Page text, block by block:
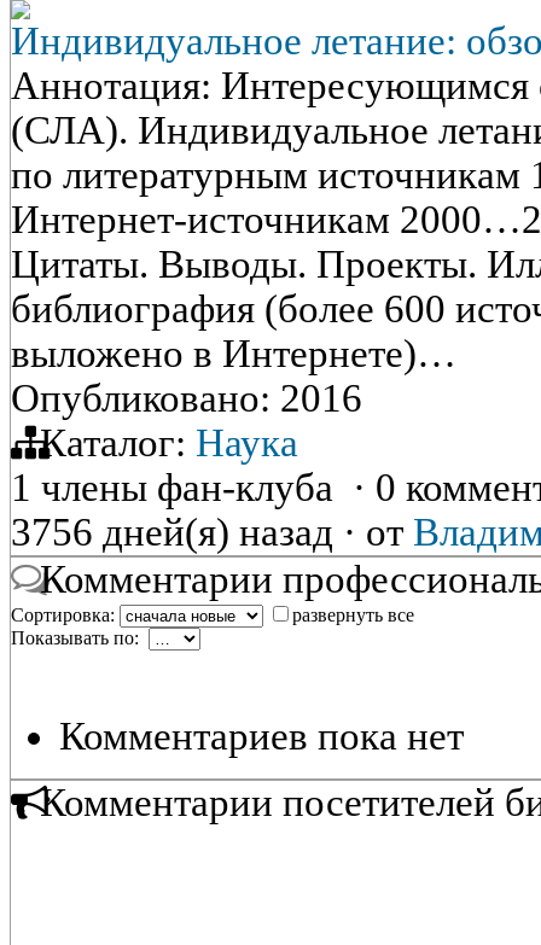
Индивидуальное летание:
Аннотация: Интересующимся
(СЛА). Индивидуальное
по литературным источникам
Интернет-источникам
Цитаты. Выводы. Проекты.
библиография (более 600
выложено в Интернете)…
Опубликовано: 2016
Каталог: Наука
1 члены фан-клуба · 0
3756 дней(я) назад · от
Комментарии
Сортировка:
развернуть все
Показывать по:
Комментариев пока нет
Комментарии посетителей